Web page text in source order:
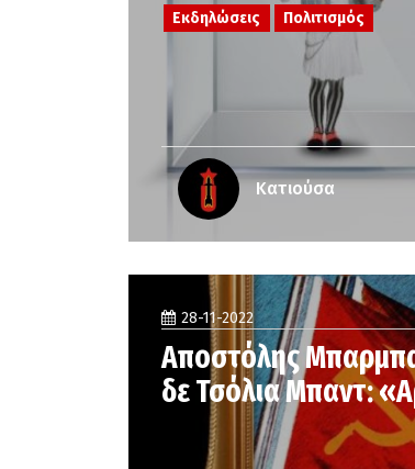
Εκδηλώσεις Πολιτισμός
Κατιούσα
28-11-2022
Αποστόλης
δε Τσόλια Μπαντ: